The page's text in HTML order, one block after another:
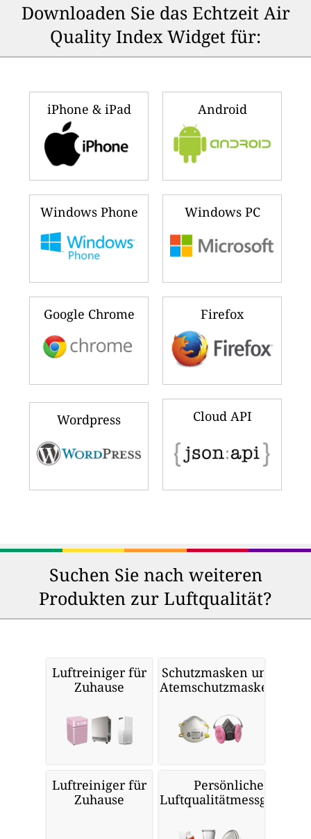
Downloaden Sie das Echtzeit Air
Quality Index Widget für:
iPhone & iPad Android
Windows Phone Windows PC
Google Chrome Firefox
Wordpress Cloud API
Suchen Sie nach weiteren
Produkten zur Luftqualität?
Luftreiniger für
Zuhause
Schutzmasken und
Atemschutzmasken
Luftreiniger für
Zuhause
Persönliche
Luftqualitätmessgeräte